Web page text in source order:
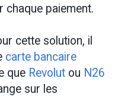
chaque paiement.
cette solution, il
carte bancaire
que Revolut ou N26
sur les